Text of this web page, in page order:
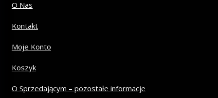
O Nas
Kontakt
Moje Konto
Koszyk
O Sprzedającym – pozostałe informacje